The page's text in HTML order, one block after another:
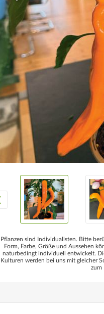
Pflanzen sind Individualisten. Bitte
Form, Farbe, Größe und Aussehen
naturbedingt individuell entwickelt.
Kulturen werden bei uns mit gleicher
zum